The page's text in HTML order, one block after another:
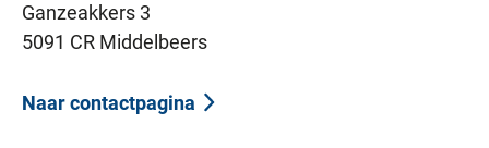
Ganzeakkers 3
5091 CR Middelbeers
Naar contactpagina